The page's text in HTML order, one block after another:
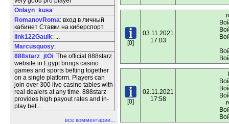
Onlayn_kusa: ...
RomanovRoma: вход в личный
кабинет Ставки на киберспорт
link122Gaulk: ...
Marcusquosy:
888starz_jtOi: The official 888starz
website in Egypt brings casino
games and sports betting together
on a single platform. Players can
join over 300 live casino tables with
real dealers at any time. 888starz
provides high payout rates and in-
play bet...
все комментарии...
[0]
03.11.2021
17:03
[0]
02.11.2021
17:58